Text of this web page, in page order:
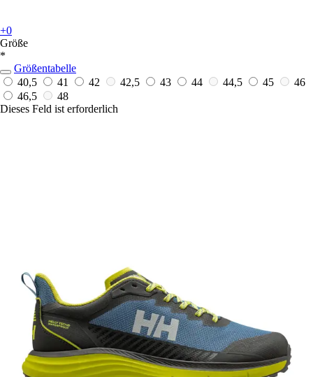
+0
Größe
*
Größentabelle
40,5
41 42 42,5 43 44 44,5 45
46
46,5
48
Dieses Feld ist erforderlich